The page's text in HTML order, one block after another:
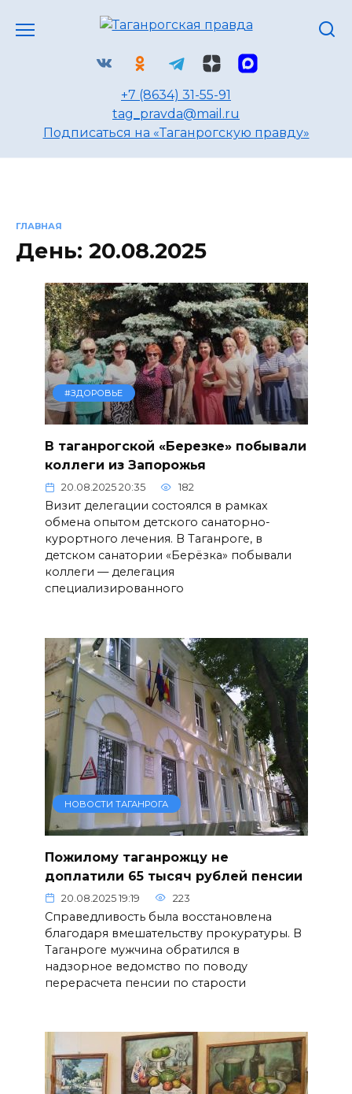
+7 (8634) 31-55-91
tag_pravda@mail.ru
Подписаться на «Таганрогскую правду»
ГЛАВНАЯ
День: 20.08.2025
#ЗДОРОВЬЕ
В таганрогской «Березке» побывали
коллеги из Запорожья
20.08.2025 20:35 182
Визит делегации состоялся в рамках
обмена опытом детского санаторно-
курортного лечения. В Таганроге, в
детском санатории «Берёзка» побывали
коллеги — делегация
специализированного
НОВОСТИ ТАГАНРОГА
Пожилому таганрожцу не
доплатили 65 тысяч рублей пенсии
20.08.2025 19:19 223
Справедливость была восстановлена
благодаря вмешательству прокуратуры. В
Таганроге мужчина обратился в
надзорное ведомство по поводу
перерасчета пенсии по старости